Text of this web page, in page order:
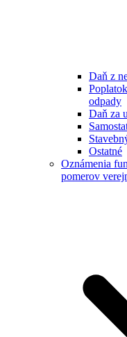
Daň z
odpady
Daň za
Ostatné
Oznámenia
pomerov